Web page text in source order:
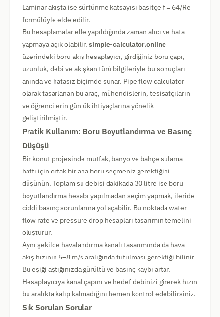
Laminar akışta ise sürtünme katsayısı basitçe f = 64/Re
formülüyle elde edilir.
Bu hesaplamalar elle yapıldığında zaman alıcı ve hata
yapmaya açık olabilir. simple-calculator.online
üzerindeki boru akış hesaplayıcı, girdiğiniz boru çapı,
uzunluk, debi ve akışkan türü bilgileriyle bu sonuçları
anında ve hatasız biçimde sunar. Pipe flow calculator
olarak tasarlanan bu araç, mühendislerin, tesisatçıların
ve öğrencilerin günlük ihtiyaçlarına yönelik
geliştirilmiştir.
Pratik Kullanım: Boru Boyutlandırma ve Basınç
Düşüşü
Bir konut projesinde mutfak, banyo ve bahçe sulama
hattı için ortak bir ana boru seçmeniz gerektiğini
düşünün. Toplam su debisi dakikada 30 litre ise boru
boyutlandırma hesabı yapılmadan seçim yapmak, ileride
ciddi basınç sorunlarına yol açabilir. Bu noktada water
flow rate ve pressure drop hesapları tasarımın temelini
oluşturur.
Aynı şekilde havalandırma kanalı tasarımında da hava
akış hızının 5–8 m/s aralığında tutulması gerektiği bilinir.
Bu eşiği aştığınızda gürültü ve basınç kaybı artar.
Hesaplayıcıya kanal çapını ve hedef debinizi girerek hızın
bu aralıkta kalıp kalmadığını hemen kontrol edebilirsiniz.
Sık Sorulan Sorular